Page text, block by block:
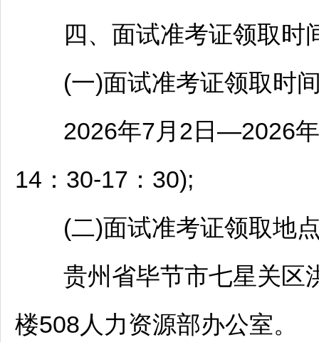
四、面试准考证领取时
(一)面试准考证领取时
2026年7月2日—2026年7
14：30-17：30);
(二)面试准考证领取地
贵州省毕节市七星关区
楼508人力资源部办公室。